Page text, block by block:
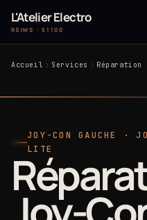
L'Atelier Electro
REIMS · 51100
Accueil Services Réparation
JOY-CON GAUCHE ·
LITE